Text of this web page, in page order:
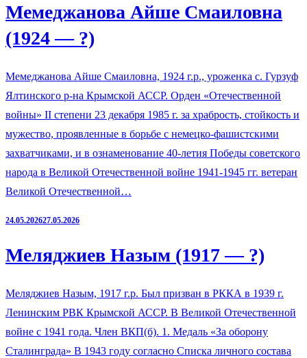
Мемеджанова Айше Смаиловна
(1924 — ?)
Мемеджанова Айше Смаиловна, 1924 г.р., уроженка с. Гурзуф
Ялтинского р-на Крымской АССР. Орден «Отечественной
войны» II степени 23 декабря 1985 г. за храбрость, стойкость и
мужество, проявленные в борьбе с немецко-фашистскими
захватчиками, и в ознаменование 40-летия Победы советского
народа в Великой Отечественной войне 1941-1945 гг. ветеран
Великой Отечественной…
24.05.202627.05.2026
Меляджиев Назым (1917 — ?)
Меляджиев Назым, 1917 г.р. Был призван в РККА в 1939 г.
Ленинским РВК Крымской АССР. В Великой Отечественной
войне с 1941 года. Член ВКП(б). 1. Медаль «За оборону
Сталинграда» В 1943 году согласно Списка личного состава